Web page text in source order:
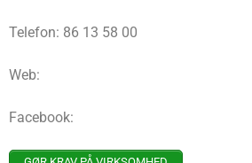
Telefon: 86 13 58 00
Web:
Facebook: